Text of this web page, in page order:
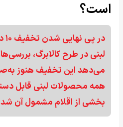
است؟
لبنی در طرح کالابرگ،
می‌دهد این تخفیف هنوز
همه محصولات لبنی قابل
بخشی از اقلام مشمول آن